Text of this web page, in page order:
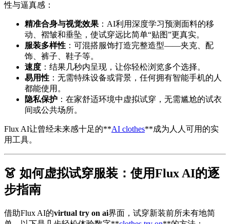
性与逼真感：
精准合身与视觉效果 ：AI利用深度学习预测面料的移
动、褶皱和垂坠，使试穿远比简单“贴图”更真实。
服装多样性 ：可混搭服饰打造完整造型——夹克、配
饰、裤子、鞋子等。
速度 ：结果几秒内呈现，让你轻松浏览多个选择。
易用性 ：无需特殊设备或背景，任何拥有智能手机的人
都能使用。
隐私保护 ：在家舒适环境中虚拟试穿，无需尴尬的试衣
间或公共场所。
Flux AI让曾经未来感十足的**AI clothes**成为人人可用的实
用工具。
👗 如何虚拟试穿服装：使用Flux AI的逐
步指南
借助Flux AI的virtual try on ai界面，试穿新装前所未有地简